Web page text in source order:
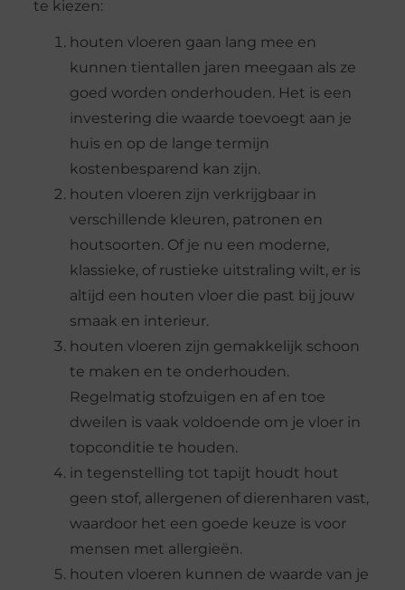
te kiezen:
houten vloeren gaan lang mee en
kunnen tientallen jaren meegaan als ze
goed worden onderhouden. Het is een
investering die waarde toevoegt aan je
huis en op de lange termijn
kostenbesparend kan zijn.
houten vloeren zijn verkrijgbaar in
verschillende kleuren, patronen en
houtsoorten. Of je nu een moderne,
klassieke, of rustieke uitstraling wilt, er is
altijd een houten vloer die past bij jouw
smaak en interieur.
houten vloeren zijn gemakkelijk schoon
te maken en te onderhouden.
Regelmatig stofzuigen en af en toe
dweilen is vaak voldoende om je vloer in
topconditie te houden.
in tegenstelling tot tapijt houdt hout
geen stof, allergenen of dierenharen vast,
waardoor het een goede keuze is voor
mensen met allergieën.
houten vloeren kunnen de waarde van je